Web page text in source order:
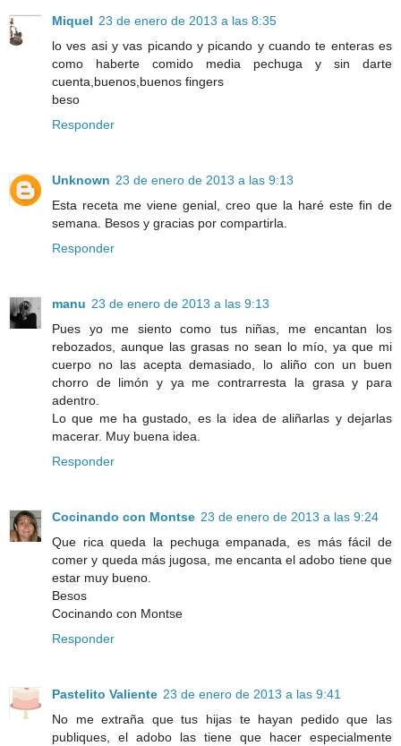
Miquel 23 de enero de 2013 a las 8:35
lo ves asi y vas picando y picando y cuando te enteras es
como haberte comido media pechuga y sin darte
cuenta,buenos,buenos fingers
beso
Responder
Unknown 23 de enero de 2013 a las 9:13
Esta receta me viene genial, creo que la haré este fin de
semana. Besos y gracias por compartirla.
Responder
manu 23 de enero de 2013 a las 9:13
Pues yo me siento como tus niñas, me encantan los
rebozados, aunque las grasas no sean lo mío, ya que mi
cuerpo no las acepta demasiado, lo aliño con un buen
chorro de limón y ya me contrarresta la grasa y para
adentro.
Lo que me ha gustado, es la idea de aliñarlas y dejarlas
macerar. Muy buena idea.
Responder
Cocinando con Montse 23 de enero de 2013 a las 9:24
Que rica queda la pechuga empanada, es más fácil de
comer y queda más jugosa, me encanta el adobo tiene que
estar muy bueno.
Besos
Cocinando con Montse
Responder
Pastelito Valiente 23 de enero de 2013 a las 9:41
No me extraña que tus hijas te hayan pedido que las
publiques, el adobo las tiene que hacer especialmente